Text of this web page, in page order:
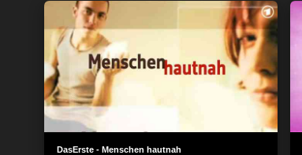
DasErste - Menschen hautnah